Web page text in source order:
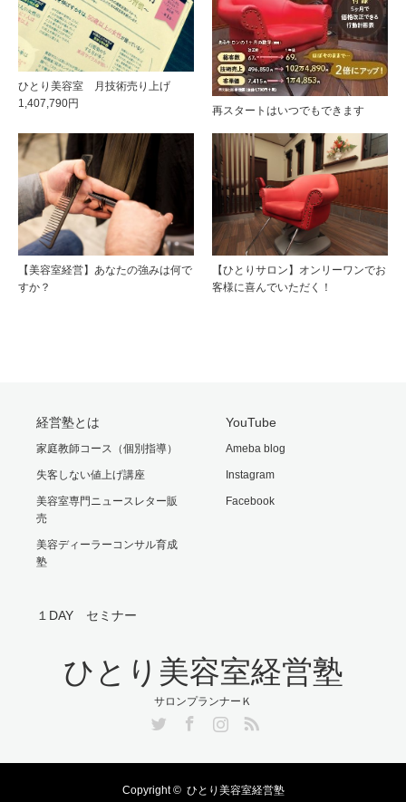
ひとり美容室 月技術売り上げ
1,407,790円
再スタートはいつでもできます
【美容室経営】あなたの強みは何で
すか？
【ひとりサロン】オンリーワンでお
客様に喜んでいただく！
経営塾とは
家庭教師コース（個別指導）
失客しない値上げ講座
美容室専門ニュースレター販
売
美容ディーラーコンサル育成
塾
YouTube
Ameba blog
Instagram
Facebook
１DAY セミナー
ひとり美容室経営塾
サロンプランナーＫ
Copyright © ひとり美容室経営塾